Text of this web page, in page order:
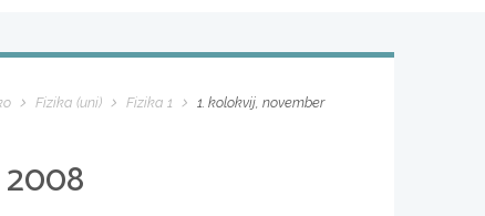
Fizika (uni) Fizika 1
1. kolokvij, november
2008